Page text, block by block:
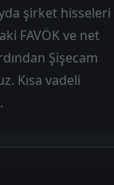
şirket hisseleri
FAVÖK ve net
Şişecam
Kısa vadeli